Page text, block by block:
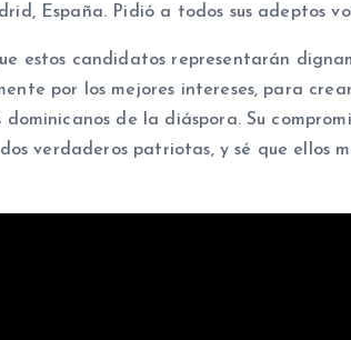
España. Pidió a todos sus adeptos
estos candidatos representarán
por los mejores intereses, para
de la diáspora. Su
verdaderos patriotas, y sé que ellos